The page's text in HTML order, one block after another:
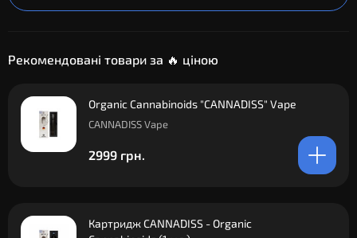
Рекомендовані товари за 🔥 ціною
Organic Cannabinoids "CANNADISS" Vape
CANNADISS Vape
2999 грн.
Картридж CANNADISS - Organic